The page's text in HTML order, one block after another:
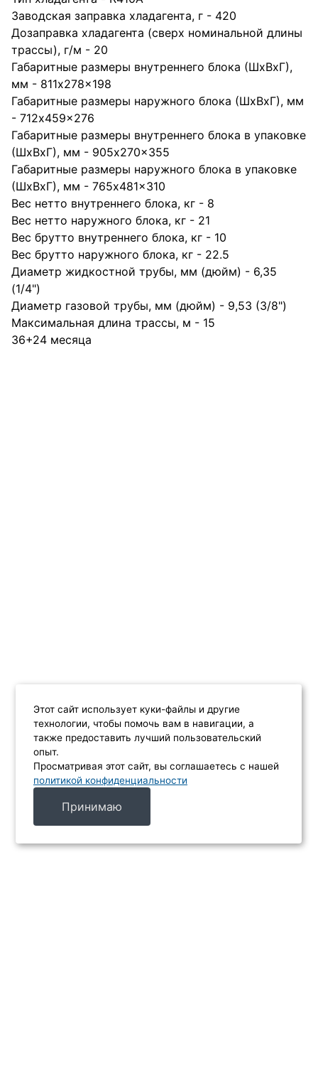
Заводская заправка хладагента, г - 420
Дозаправка хладагента (сверх номинальной длины
трассы), г/м - 20
Габаритные размеры внутреннего блока (ШхВхГ),
мм - 811x278x198
Габаритные размеры наружного блока (ШхВхГ), мм
- 712x459x276
Габаритные размеры внутреннего блока в упаковке
(ШхВхГ), мм - 905x270x355
Габаритные размеры наружного блока в упаковке
(ШхВхГ), мм - 765x481x310
Вес нетто внутреннего блока, кг - 8
Вес нетто наружного блока, кг - 21
Вес брутто внутреннего блока, кг - 10
Вес брутто наружного блока, кг - 22.5
Диаметр жидкостной трубы, мм (дюйм) - 6,35
(1/4")
Диаметр газовой трубы, мм (дюйм) - 9,53 (3/8")
Максимальная длина трассы, м - 15
36+24 месяца
Этот сайт использует куки-файлы и другие
технологии, чтобы помочь вам в навигации, а
также предоставить лучший пользовательский
опыт.
Просматривая этот сайт, вы соглашаетесь с нашей
политикой конфиденциальности
Принимаю